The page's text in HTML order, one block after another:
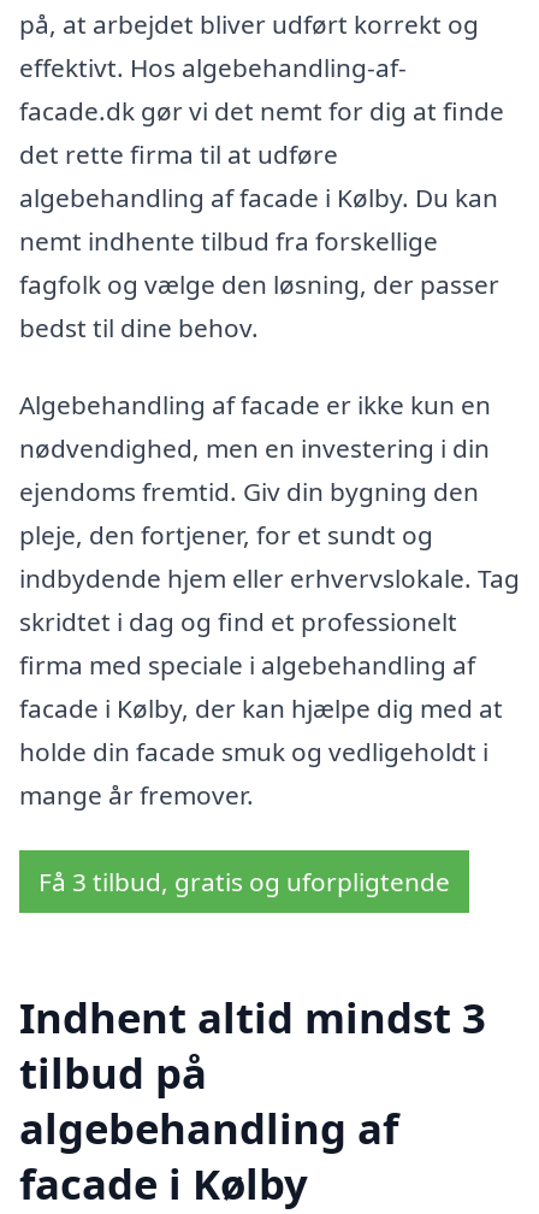
på, at arbejdet bliver udført korrekt og
effektivt. Hos algebehandling-af-
facade.dk gør vi det nemt for dig at finde
det rette firma til at udføre
algebehandling af facade i Kølby. Du kan
nemt indhente tilbud fra forskellige
fagfolk og vælge den løsning, der passer
bedst til dine behov.
Algebehandling af facade er ikke kun en
nødvendighed, men en investering i din
ejendoms fremtid. Giv din bygning den
pleje, den fortjener, for et sundt og
indbydende hjem eller erhvervslokale. Tag
skridtet i dag og find et professionelt
firma med speciale i algebehandling af
facade i Kølby, der kan hjælpe dig med at
holde din facade smuk og vedligeholdt i
mange år fremover.
Få 3 tilbud, gratis og uforpligtende
Indhent altid mindst 3
tilbud på
algebehandling af
facade i Kølby